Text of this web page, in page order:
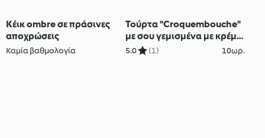
Κέικ ombre σε πράσινες
αποχρώσεις
Καμία βαθμολογία
Τούρτα "Croquembouche"
με σου γεμισμένα με κρέμα
κάσταρντ πορτοκαλιού
5.0 (1) 10ωρ.